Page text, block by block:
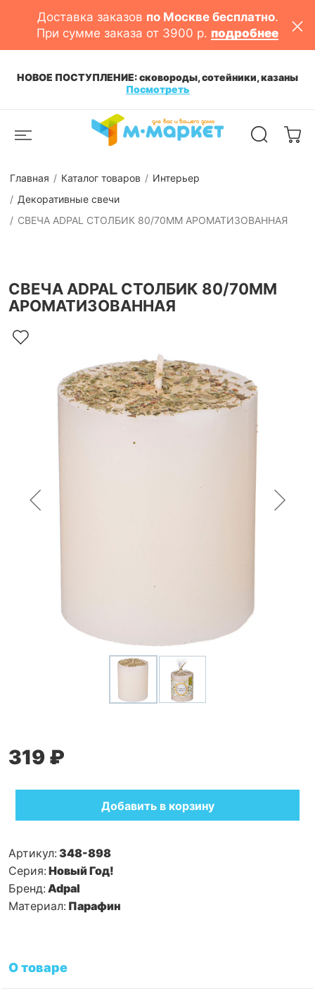
Доставка заказов по Москве бесплатно.
При сумме заказа от 3900 р. подробнее
НОВОЕ ПОСТУПЛЕНИЕ: сковороды, сотейники, казаны
Посмотреть
Главная Каталог товаров
Интерьер
Декоративные свечи
СВЕЧА ADPAL СТОЛБИК 80/70ММ АРОМАТИЗОВАННАЯ
СВЕЧА ADPAL СТОЛБИК 80/70ММ
АРОМАТИЗОВАННАЯ
319 ₽
Добавить в корзину
Артикул: 348-898
Серия: Новый Год!
Бренд: Adpal
Материал: Парафин
О товаре